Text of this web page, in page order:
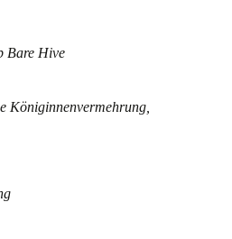
Bare Hive
Königinnenvermehrung,